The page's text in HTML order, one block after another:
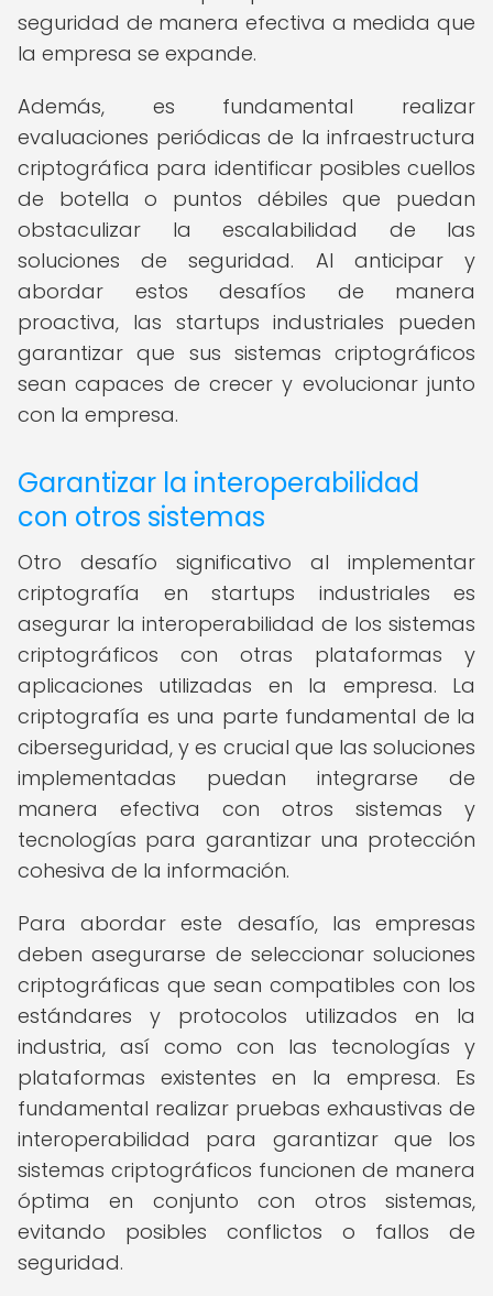
seguridad de manera efectiva a medida que
la empresa se expande.
Además, es fundamental realizar
evaluaciones periódicas de la infraestructura
criptográfica para identificar posibles cuellos
de botella o puntos débiles que puedan
obstaculizar la escalabilidad de las
soluciones de seguridad. Al anticipar y
abordar estos desafíos de manera
proactiva, las startups industriales pueden
garantizar que sus sistemas criptográficos
sean capaces de crecer y evolucionar junto
con la empresa.
Garantizar la interoperabilidad
con otros sistemas
Otro desafío significativo al implementar
criptografía en startups industriales es
asegurar la interoperabilidad de los sistemas
criptográficos con otras plataformas y
aplicaciones utilizadas en la empresa. La
criptografía es una parte fundamental de la
ciberseguridad, y es crucial que las soluciones
implementadas puedan integrarse de
manera efectiva con otros sistemas y
tecnologías para garantizar una protección
cohesiva de la información.
Para abordar este desafío, las empresas
deben asegurarse de seleccionar soluciones
criptográficas que sean compatibles con los
estándares y protocolos utilizados en la
industria, así como con las tecnologías y
plataformas existentes en la empresa. Es
fundamental realizar pruebas exhaustivas de
interoperabilidad para garantizar que los
sistemas criptográficos funcionen de manera
óptima en conjunto con otros sistemas,
evitando posibles conflictos o fallos de
seguridad.